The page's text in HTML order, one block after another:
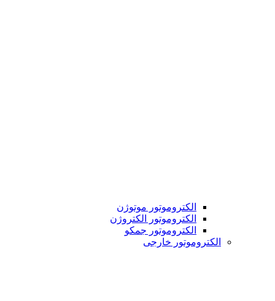
الکتروموتور موتوژن
الکتروموتور الکتروژن
الکتروموتور جمکو
الکتروموتور خارجی